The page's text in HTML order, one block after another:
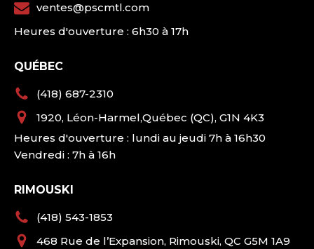
ventes@pscmtl.com
Heures d'ouverture : 6h30 à 17h
QUÉBEC
(418) 687-2310
1920, Léon-Harmel,Québec (QC), G1N 4K3
Heures d'ouverture : lundi au jeudi 7h à 16h30
Vendredi : 7h à 16h
RIMOUSKI
(418) 543-1853
468 Rue de l’Expansion, Rimouski, QC G5M 1A9